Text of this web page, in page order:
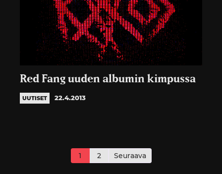
Red Fang uuden albumin kimpussa
UUTISET 22.4.2013
sivutus
1 2 Seuraava